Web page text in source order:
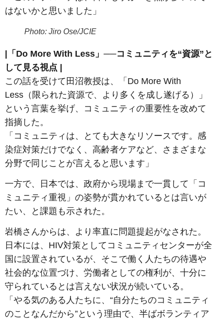
はないかと思いました」
Photo: Jiro Ose/JCIE
|「Do More With Less」──コミュニティを“資源”と
して見る視点 |
この話を受けて田沼教授は、「Do More With
Less（限られた資源で、より多くを成し遂げる）」
という言葉を挙げ、コミュニティの重要性を改めて
指摘した。
「コミュニティは、とても大きなリソースです。感
染症対策だけでなく、高齢者ケアなど、さまざまな
分野で同じことが言えると思います」
一方で、日本では、政府から現場まで一貫して「コ
ミュニティ重視」の姿勢が貫かれているとは言いが
たい、と課題も示された。
岩橋さんからは、より率直に問題提起がなされた。
日本には、HIV対策としてコミュニティセンターが全
国に設置されているが、そこで働く人たちの待遇や
社会的な位置づけ、労働者としての権利が、十分に
守られているとは言えない状況が続いている。
「やる気のある人たちに、“自分たちのコミュニティ
のことなんだから”という理由で、半ばボランティア